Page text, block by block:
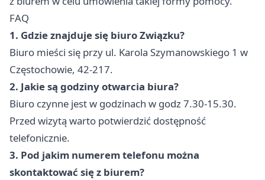
FAQ
1. Gdzie znajduje się biuro Związku?
Biuro mieści się przy ul. Karola Szymanowskiego 1 w
Częstochowie, 42-217.
2. Jakie są godziny otwarcia biura?
Biuro czynne jest w godzinach w godz 7.30-15.30.
Przed wizytą warto potwierdzić dostępność
telefonicznie.
3. Pod jakim numerem telefonu można
skontaktować się z biurem?